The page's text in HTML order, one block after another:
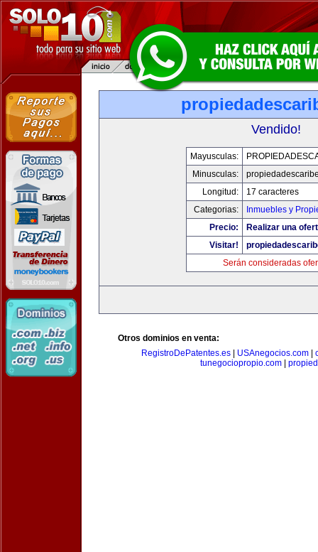
Vendido!
Mayusculas:
Minusculas:
Longitud:
17 caracteres
Categorias:
Inmuebles y
Precio:
Realizar una
Visitar!
Serán consideradas
Otros dominios en venta:
RegistroDePatentes.es
USAnegocios.com
tunegociopropio.com|